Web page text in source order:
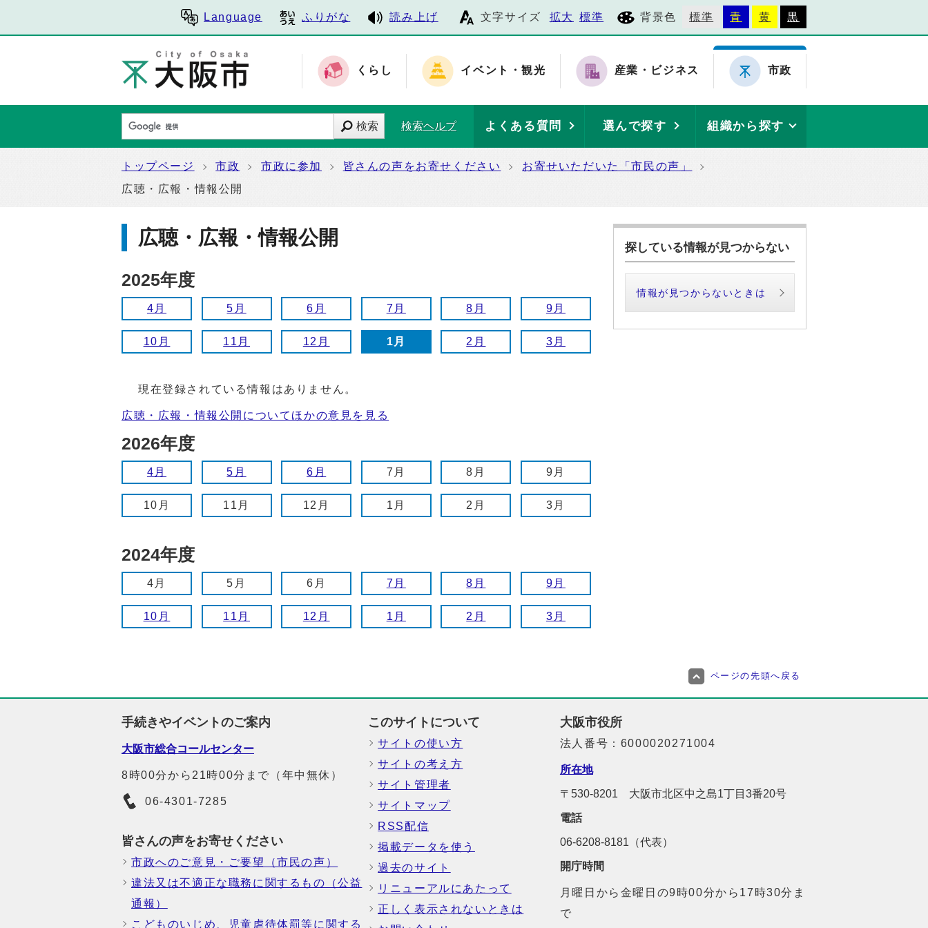
Language ふりがな 読み上げ 文字サイズ 拡大 標準 背景色 標準 青 黄 黒
くらし イベント・観光 産業・ビジネス 市政
検索 検索ヘルプ よくある質問 選んで探す 組織から探す
トップページ 市政 市政に参加 皆さんの声をお寄せください
お寄せいただいた「市民の声」
広聴・広報・情報公開
広聴・広報・情報公開
2025年度
4月 5月 6月 7月 8月 9月
10月 11月 12月 1月 2月 3月
現在登録されている情報はありません。
広聴・広報・情報公開についてほかの意見を見る
2026年度
4月 5月 6月 7月 8月 9月
10月 11月 12月 1月 2月 3月
2024年度
4月 5月 6月 7月 8月 9月
10月 11月 12月 1月 2月 3月
探している情報が見つからない
情報が見つからないときは
ページの先頭へ戻る
手続きやイベントのご案内
大阪市総合コールセンター
8時00分から21時00分まで（年中無休）
06-4301-7285
皆さんの声をお寄せください
市政へのご意見・ご要望（市民の声）
違法又は不適正な職務に関するもの（公益
通報）
こどものいじめ、児童虐待体罰等に関する
このサイトについて
サイトの使い方
サイトの考え方
サイト管理者
サイトマップ
RSS配信
掲載データを使う
過去のサイト
リニューアルにあたって
正しく表示されないときは
大阪市役所
法人番号：6000020271004
所在地
〒530-8201 大阪市北区中之島1丁目3番20号
電話
06-6208-8181（代表）
開庁時間
月曜日から金曜日の9時00分から17時30分ま
で